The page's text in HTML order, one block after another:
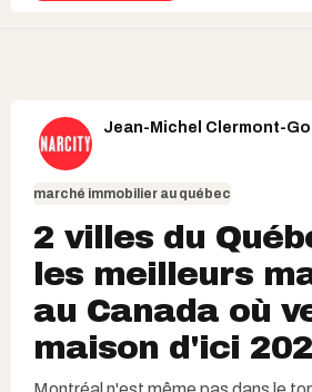
Jean-Michel Clermont-
marché immobilier au québec
2 villes du
les meilleurs
au Canada où
maison d'ici